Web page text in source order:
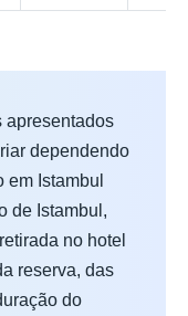
apresentados
dependendo
Istambul
de Istambul,
no hotel
reserva, das
do